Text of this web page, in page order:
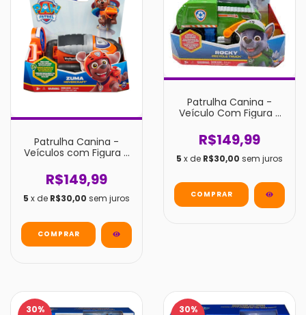
Patrulha Canina -
Veículos com Figura -
R$149,99
5 x de R$30,00 sem juros
Patrulha Canina -
Veículo Com Figura -
R$149,99
5 x de R$30,00 sem juros
30%
30%